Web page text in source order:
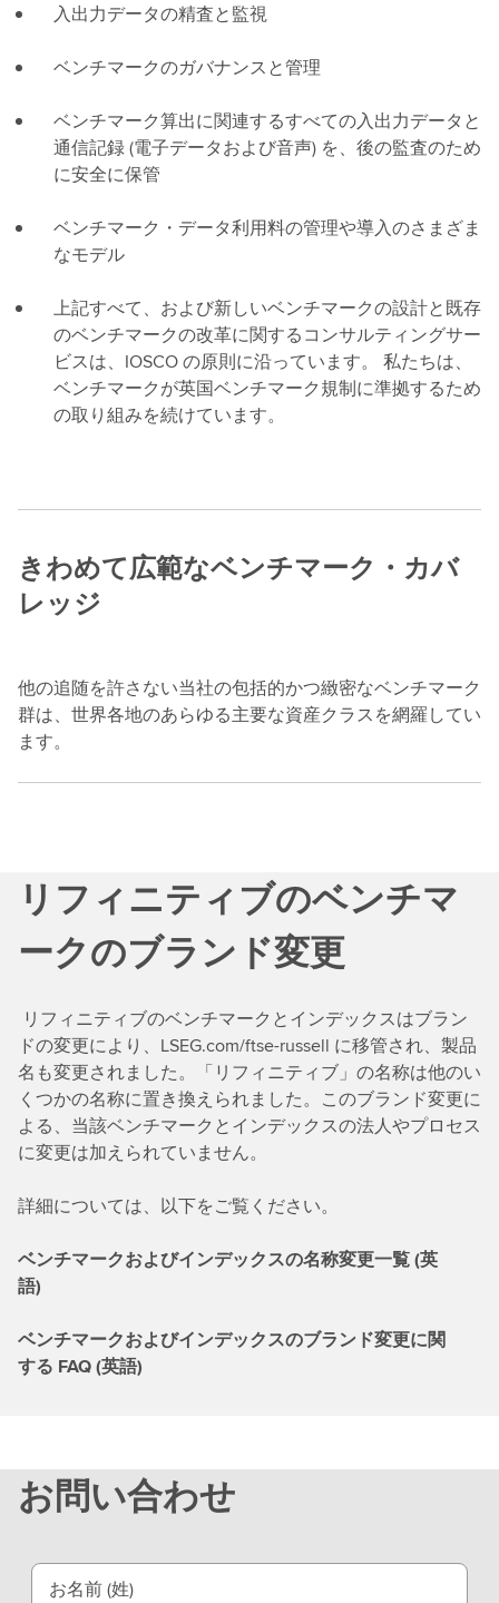
入出力データの精査と監視
ベンチマークのガバナンスと管理
ベンチマーク算出に関連するすべての入出力データと
通信記録 (電子データおよび音声) を、後の監査のため
に安全に保管
ベンチマーク・データ利用料の管理や導入のさまざま
なモデル
上記すべて、および新しいベンチマークの設計と既存
のベンチマークの改革に関するコンサルティングサー
ビスは、IOSCO の原則に沿っています。 私たちは、
ベンチマークが英国ベンチマーク規制に準拠するため
の取り組みを続けています。
きわめて広範なベンチマーク・カバ
レッジ
他の追随を許さない当社の包括的かつ緻密なベンチマーク
群は、世界各地のあらゆる主要な資産クラスを網羅してい
ます。
リフィニティブのベンチマ
ークのブランド変更
リフィニティブのベンチマークとインデックスはブラン
ドの変更により、LSEG.com/ftse-russell に移管され、製品
名も変更されました。「リフィニティブ」の名称は他のい
くつかの名称に置き換えられました。このブランド変更に
よる、当該ベンチマークとインデックスの法人やプロセス
に変更は加えられていません。
詳細については、以下をご覧ください。
ベンチマークおよびインデックスの名称変更一覧 (英
語)
ベンチマークおよびインデックスのブランド変更に関
する FAQ (英語)
お問い合わせ
お名前 (姓)